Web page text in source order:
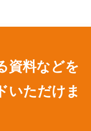
資料などを
いただけま